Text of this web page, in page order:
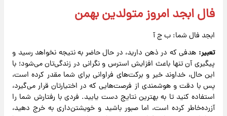
فال ابجد امروز متولدین بهمن
ابجد فال شما: ب ج آ
تعبیر: هدفی که در ذهن دارید، در حال حاضر به نتیجه نخواهد رسید و
پیگیری آن تنها باعث افزایش استرس و نگرانی در زندگی‌تان می‌شود؛ با
این حال، خداوند خیر و برکت‌های فراوانی برای شما مقدر کرده است،
پس با دقت و هوشمندی از فرصت‌هایی که در اختیارتان قرار می‌گیرد،
استفاده کنید تا به بهترین نتایج دست یابید. فردی با رفتارش شما را
آزرده‌خاطر کرده است، اما صبور باشید و خویشتن‌داری به خرج دهید،